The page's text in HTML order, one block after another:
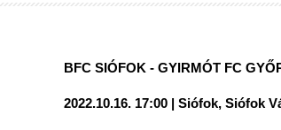
BFC SIÓFOK - GYIRMÓT FC
2022.10.16. 17:00 | Siófok, Siófok